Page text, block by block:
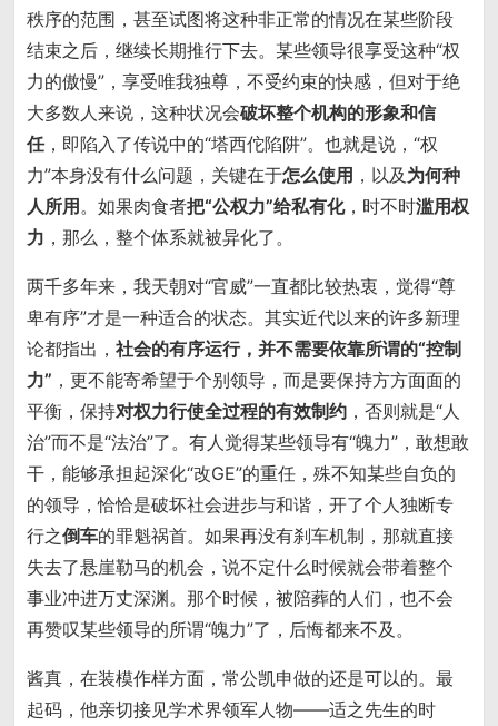
秩序的范围，甚至试图将这种非正常的情况在某些阶段
结束之后，继续长期推行下去。某些领导很享受这种“权
力的傲慢”，享受唯我独尊，不受约束的快感，但对于绝
大多数人来说，这种状况会破坏整个机构的形象和信
任，即陷入了传说中的“塔西佗陷阱”。也就是说，“权
力”本身没有什么问题，关键在于怎么使用 ，以及 为何种
人所用。如果肉食者把“公权力”给私有化，时不时滥用权
力 ，那么，整个体系就被异化了。
两千多年来，我天朝对“官威”一直都比较热衷，觉得“尊
卑有序”才是一种适合的状态。其实近代以来的许多新理
论都指出，社会的有序运行，并不需要依靠所谓的“控制
力” ，更不能寄希望于个别领导，而是要保持方方面面的
平衡，保持对权力行使全过程的有效制约 ，否则就是“人
治”而不是“法治”了。有人觉得某些领导有“魄力”，敢想敢
干，能够承担起深化“改GE”的重任，殊不知某些自负的
的领导，恰恰是破坏社会进步与和谐，开了个人独断专
行之倒车的罪魁祸首。如果再没有刹车机制，那就直接
失去了悬崖勒马的机会，说不定什么时候就会带着整个
事业冲进万丈深渊。那个时候，被陪葬的人们，也不会
再赞叹某些领导的所谓“魄力”了，后悔都来不及。
酱真，在装模作样方面，常公凯申做的还是可以的。最
起码，他亲切接见学术界领军人物——适之先生的时